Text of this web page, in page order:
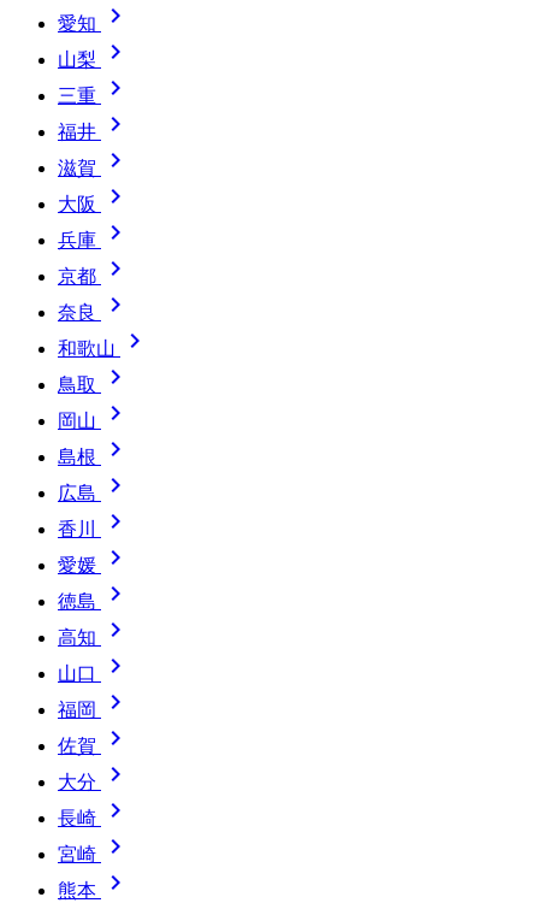
愛知 
山梨 
三重 
福井 
滋賀 
大阪 
兵庫 
京都 
奈良 
和歌山 
鳥取 
岡山 
島根 
広島 
香川 
愛媛 
徳島 
高知 
山口 
福岡 
佐賀 
大分 
長崎 
宮崎 
熊本 